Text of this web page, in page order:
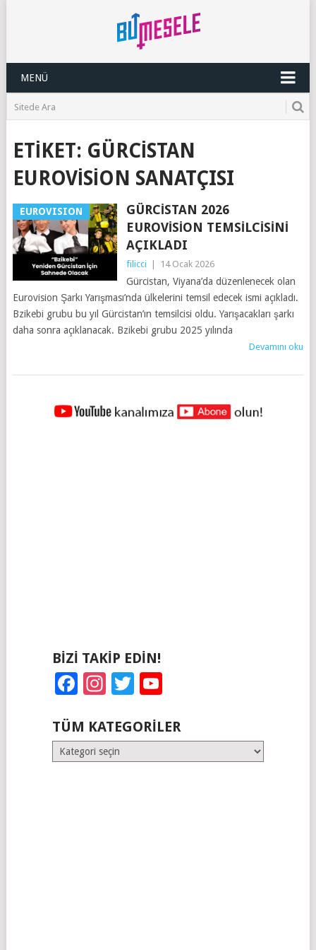
MENÜ
ETIKET: GÜRCISTAN
EUROVISION SANATÇISI
EUROVISION
GÜRCISTAN 2026
EUROVISION TEMSILCISINI
AÇIKLADI
filicci 14 Ocak 2026
Gürcistan, Viyana’da düzenlenecek olan
Eurovision Şarkı Yarışması’nda ülkelerini temsil edecek ismi açıkladı.
Bzikebi grubu bu yıl Gürcistan’ın temsilcisi oldu. Yarışacakları şarkı
daha sonra açıklanacak. Bzikebi grubu 2025 yılında
Devamını oku
YAZILAR
BIZI TAKIP EDIN!
Facebook
Instagram
Twitter
TÜM KATEGORILER
Tüm
Kategoriler